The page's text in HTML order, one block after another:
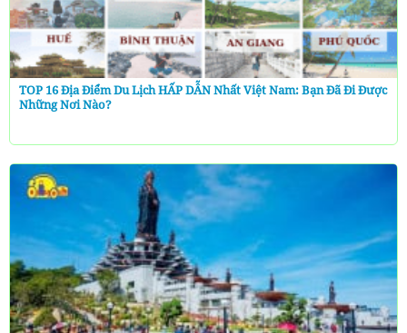
TOP 16 Địa Điểm Du Lịch HẤP DẪN Nhất Việt Nam: Bạn Đã Đi Được
Những Nơi Nào?